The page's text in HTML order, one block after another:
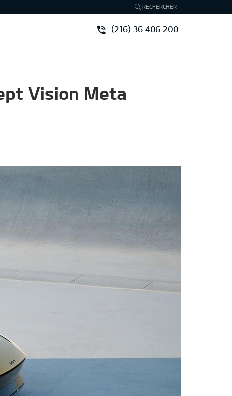
RECHERCHER
(216) 36 406 200
Vision Meta